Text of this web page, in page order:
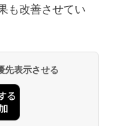
も改善させてい
先表示させる